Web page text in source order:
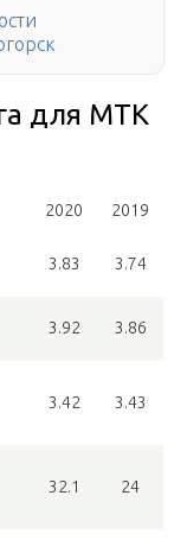
для МТК
2020 2019
3.83 3.74
3.92 3.86
3.42 3.43
32.1 24